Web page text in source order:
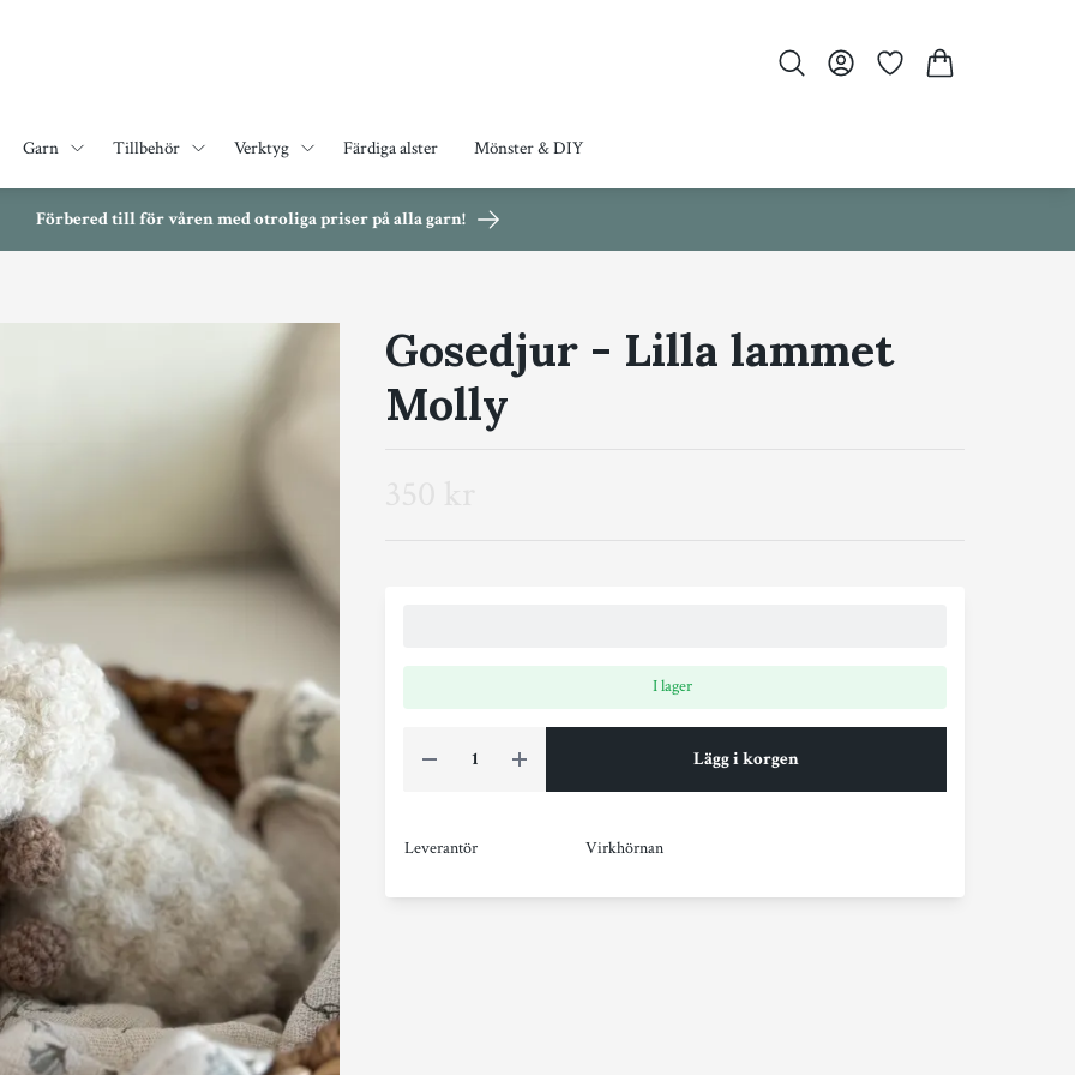
Garn Tillbehör Verktyg Färdiga alster Mönster & DIY
Förbered till för våren med otroliga priser på alla garn!
Gosedjur - Lilla lammet
Molly
I lager
Lägg i korgen
Leverantör Virkhörnan